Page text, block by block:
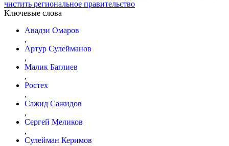
чистить региональное правительство
Ключевые слова
Авадзи Омаров
,
Артур Сулейманов
,
Малик Баглиев
,
Ростех
,
Сажид Сажидов
,
Сергей Меликов
,
Сулейман Керимов